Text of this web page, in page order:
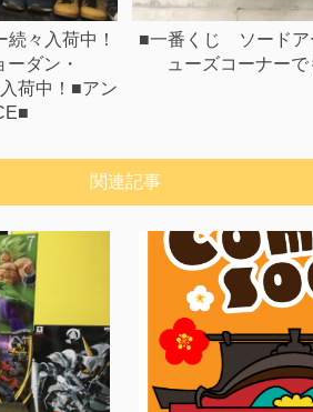
々入荷中！
ダン・
荷中！■アン
■一番くじ ソードア
ューズコーナーで
関連記事